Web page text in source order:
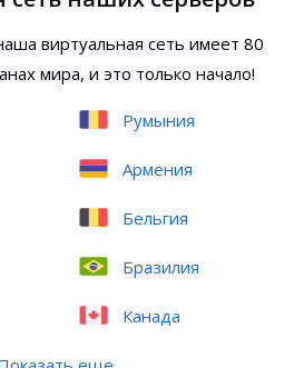
виртуальная сеть имеет 80
мира, и это только начало!
Румыния
Армения
Бельгия
Бразилия
Канада